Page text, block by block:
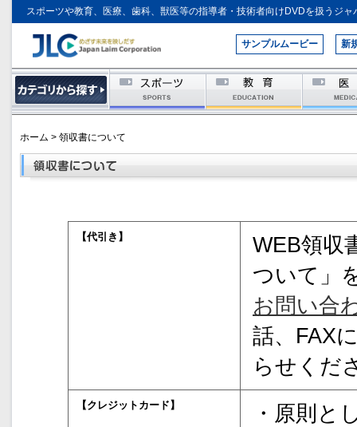
スポーツや教育、医療、歯科、獣医等の指導者・技術者向けDVDを扱うジ
サンプルムービー 新
ホーム > 領収書について
【代引き】
WEB領収
ついて」
お問い合
話、FAX
らせくだ
【クレジットカード】
・原則と